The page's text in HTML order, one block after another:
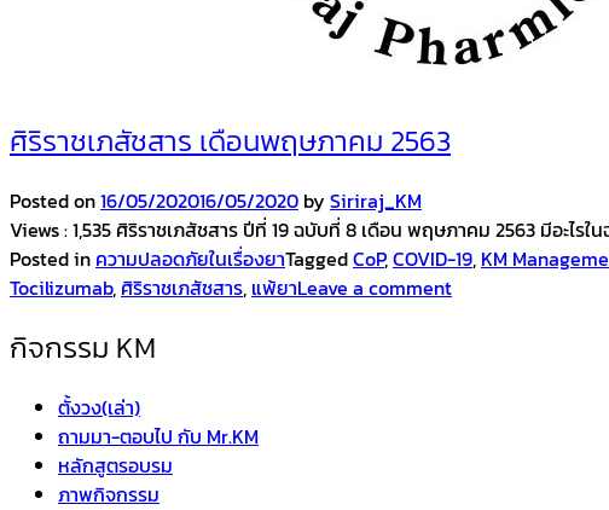
ศิริราชเภสัชสาร เดือนพฤษภาคม 2563
Posted on16/05/202016/05/2020 by Siriraj_KM
Views : 1,535 ศิริราชเภสัชสาร ปีที่ 19 ฉบับที่ 8 เดือน พฤษภาคม 2563 มีอะไร
Posted in ความปลอดภัยในเรื่องยาTaggedCoP,COVID-19, KM
Tocilizumab, ศิริราชเภสัชสาร, แพ้ยาLeave a comment
กิจกรรม KM
ตั้งวง(เล่า)
ถามมา-ตอบไป กับ Mr.KM
หลักสูตรอบรม
ภาพกิจกรรม